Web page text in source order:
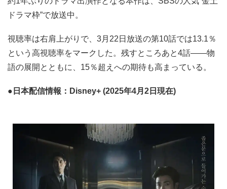
ドラマ枠”で放送中。
視聴率は右肩上がりで、3月22日放送の第10話では13.1％
という高視聴率をマークした。残すところあと4話――物
語の展開とともに、15％超えへの期待も高まっている。
●日本配信情報：Disney+ (2025年4月2日現在)